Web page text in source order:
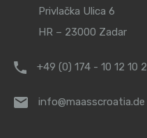
Privlačka Ulica 6
HR – 23000 Zadar
+49 (0) 174 - 10 12 10 2
info@maasscroatia.de